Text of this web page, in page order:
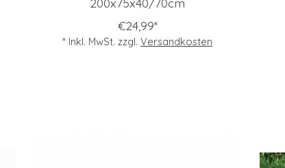
€24,99*
* Inkl. MwSt. zzgl.Versandkosten